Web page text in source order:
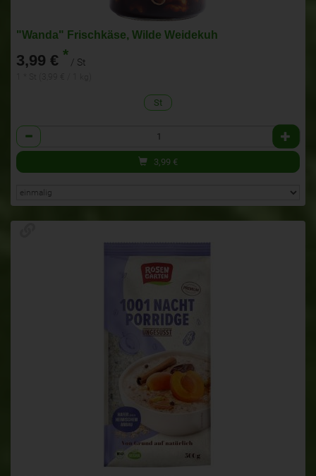
"Wanda" Frischkäse, Wilde Weidekuh
3,99 € * / St
St
Anzahl
3,99 €